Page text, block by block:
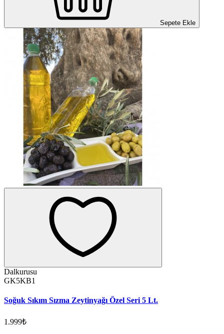
Sepete Ekle
Dalkurusu
GK5KB1
Soğuk Sıkım Sızma Zeytinyağı Özel Seri 5 Lt.
1.999₺